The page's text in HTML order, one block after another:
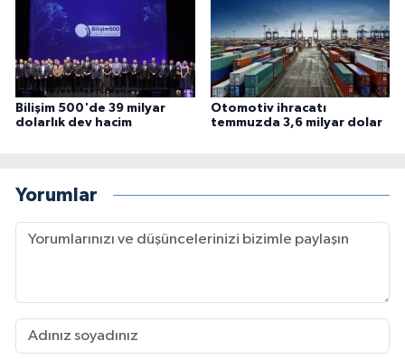
Bilişim 500'de 39 milyar
dolarlık dev hacim
Otomotiv ihracatı
temmuzda 3,6 milyar dolar
Yorumlar